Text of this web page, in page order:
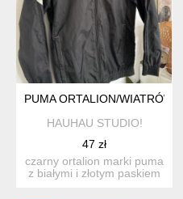
PUMA ORTALION/WIATRÓWKA
HAUHAU STUDIO!
47 zł
czarny ortalion marki puma
z białymi i złotym paskiem